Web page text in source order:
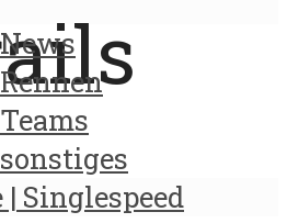
Singlespeed